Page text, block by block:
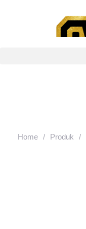
Home / Produk /